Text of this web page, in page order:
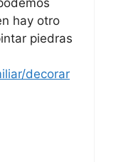
hay otro
piedras
decorar